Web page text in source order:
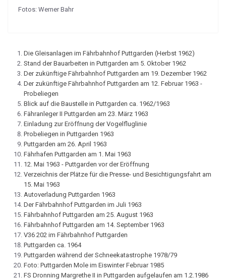
Fotos: Werner Bahr
Die Gleisanlagen im Fährbahnhof Puttgarden (Herbst 1962)
Stand der Bauarbeiten in Puttgarden am 5. Oktober 1962
Der zukünftige Fährbahnhof Puttgarden am 19. Dezember 1962
Der zukünftige Fährbahnhof Puttgarden am 12. Februar 1963 -
Probeliegen
Blick auf die Baustelle in Puttgarden ca. 1962/1963
Fähranleger II Puttgarden am 23. März 1963
Einladung zur Eröffnung der Vogelfluglinie
Probeliegen in Puttgarden 1963
Puttgarden am 26. April 1963
Fährhafen Puttgarden am 1. Mai 1963
12. Mai 1963 - Puttgarden vor der Eröffnung
Verzeichnis der Plätze für die Presse- und Besichtigungsfahrt am
15. Mai 1963
Autoverladung Puttgarden 1963
Der Fährbahnhof Puttgarden im Juli 1963
Fährbahnhof Puttgarden am 25. August 1963
Fährbahnhof Puttgarden am 14. September 1963
V36 202 im Fährbahnhof Puttgarden
Puttgarden ca. 1964
Puttgarden während der Schneekatastrophe 1978/79
Foto: Puttgarden Mole im Eiswinter Februar 1985
FS Dronning Margrethe II in Puttgarden aufgelaufen am 1.2.1986